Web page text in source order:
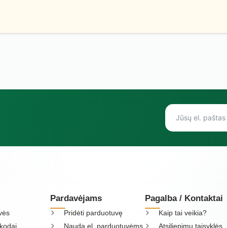
Pardavėjams
Pridėti parduotuvę
Nauda el. parduotuvėms
Pagalba / Kontaktai
Kaip tai veikia?
Atsiliepimų taisyklės